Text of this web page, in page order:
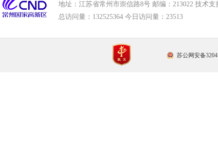
地址：江苏省常州市崇信路8号 邮编：213022 技术支
总访问量： 132525364 今日访问量： 23513
苏公网安备